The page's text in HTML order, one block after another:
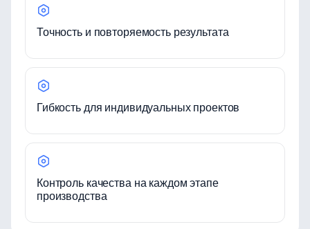
Точность и повторяемость результата
Гибкость для индивидуальных проектов
Контроль качества на каждом этапе
производства